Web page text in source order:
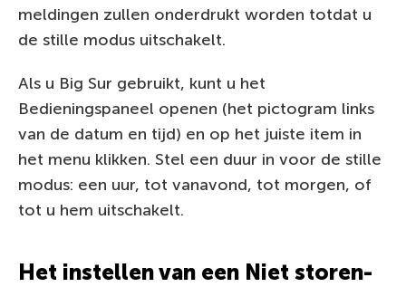
meldingen zullen onderdrukt worden totdat u
de stille modus uitschakelt.
Als u Big Sur gebruikt, kunt u het
Bedieningspaneel openen (het pictogram links
van de datum en tijd) en op het juiste item in
het menu klikken. Stel een duur in voor de stille
modus: een uur, tot vanavond, tot morgen, of
tot u hem uitschakelt.
Het instellen van een Niet storen-